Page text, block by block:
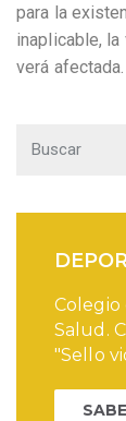
para la
inaplicable,
verá afectada.
Salud.
"Sello